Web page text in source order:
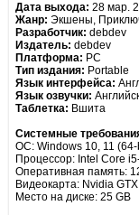
Дата выхода: 28 мар.
Жанр: Экшены,
Разработчик: debdev
Издатель: debdev
Платформа: PC
Тип издания: Portable
Язык интерфейса:
Язык озвучки:
Таблетка: Вшита
Системные
ОС: Windows 10, 11 (64-
Процессор: Intel Core
Оперативная память:
Видеокарта: Nvidia
Место на диске: 25 GB